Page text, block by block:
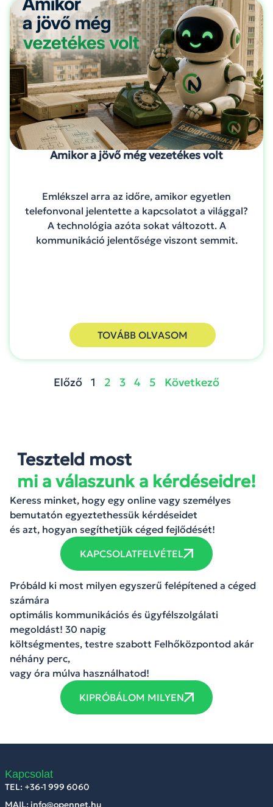
Amikor a jövő még vezetékes volt
Emlékszel arra az időre, amikor egyetlen
telefonvonal jelentette a kapcsolatot a világgal?
A technológia azóta sokat változott. A
kommunikáció jelentősége viszont semmit.
TOVÁBB OLVASOM
Előző 1 2 3 4 5 Következő
Teszteld most
mi a válaszunk a kérdéseidre!
Keress minket, hogy egy online vagy személyes
bemutatón egyeztethessük kérdéseidet
és azt, hogyan segíthetjük céged fejlődését!
KAPCSOLATFELVÉTEL
Próbáld ki most milyen egyszerű felépítened a céged
számára
optimális kommunikációs és ügyfélszolgálati
megoldást! 30 napig
költségmentes, testre szabott Felhőközpontod akár
néhány perc,
vagy óra múlva használhatod!
KIPRÓBÁLOM MILYEN
Kapcsolat
TEL: +36-1 999 6060
MAIL: info@opennet.hu